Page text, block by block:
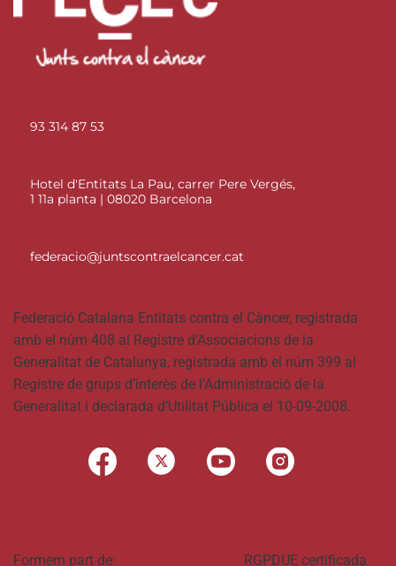
93 314 87 53
Hotel d'Entitats La Pau, carrer Pere Vergés,
1 11a planta | 08020 Barcelona
federacio@juntscontraelcancer.cat
Federació Catalana Entitats contra el Càncer, registrada
amb el núm 408 al Registre d’Associacions de la
Generalitat de Catalunya, registrada amb el núm 399 al
Registre de grups d’interès de l’Administració de la
Generalitat i declarada d’Utilitat Pública el 10-09-2008.
Formem part de:
RGPDUE certificada